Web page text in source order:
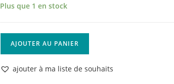
Plus que 1 en stock
Versafine
AJOUTER AU PANIER
ajouter à ma liste de souhaits